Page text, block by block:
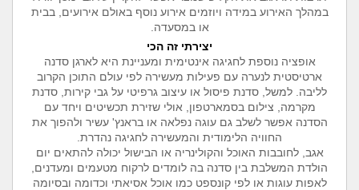
במהלך האירוע במידה ויוזמים אירוע נוסף באולם אירועים, בבית
או במסעדה.
יצירתי זה הכי
אופציה נוספת לחגיגה אינטימית ומעניינת היא לארגן סדנה
ארטיסטית לנערה עם פעילות מעשירה לפי עולם התוכן הקרוב
לליבה. למשל, סדנת פיסול או עיצוב גרפיטי על גבי קירות, סדנת
מקרמה, צילום בסמארטפון, אולי שזירת תכשיטים ויחד עם
הסדנה אפשר לשלב גם עוגה נפלאה או בראנץ' עשיר ולהפוך את
החוויה הלימודית והמעשירה לחגיגה נהדרת.
אגב, לחובבות האוכל והקולינריה או הבישול יכולה להתאים יום
הולדת המשלבת בין סדנה בה לומדים לרקוח מטעמים ומעדנים,
לאפות עוגות או לפי קונספט כמו אוכל אסיאתי וכדומה ובסיומה